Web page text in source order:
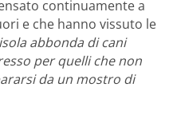
continuamente a
e che hanno vissuto le
abbonda di cani
per quelli che non
da un mostro di